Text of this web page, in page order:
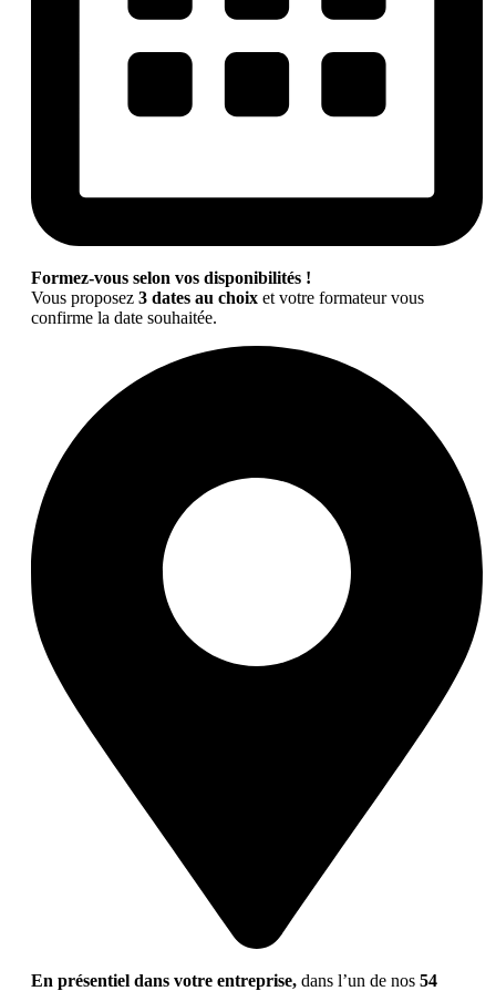
Formez-vous selon vos disponibilités !
Vous proposez 3 dates au choix et votre formateur vous
confirme la date souhaitée.
En présentiel dans votre entreprise, dans l’un de nos 54